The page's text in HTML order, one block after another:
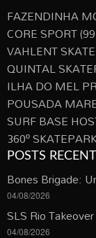
FAZENDINHA
CORE SPORT
VAHLENT
QUINTAL
ILHA DO MEL
POUSADA
SURF BASE
360º
POSTS
Bones Brigade:
04/08/2026
SLS Rio
04/08/2026